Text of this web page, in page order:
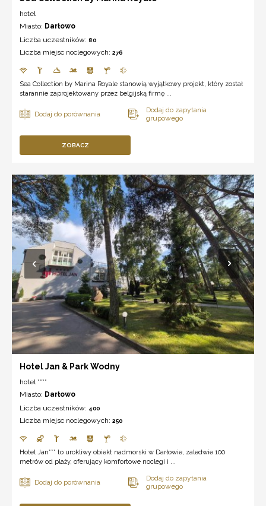
hotel
Miasto: Darłowo
Liczba uczestników: 80
Liczba miejsc noclegowych: 276
Sea Collection by Marina Royale stanowią wyjątkowy projekt, który został
starannie zaprojektowany przez belgijską firmę ...
ZOBACZ
Hotel Jan & Park Wodny
hotel ****
Miasto: Darłowo
Liczba uczestników: 400
Liczba miejsc noclegowych: 250
Hotel Jan*** to urokliwy obiekt nadmorski w Darłowie, zaledwie 100
metrów od plaży, oferujący komfortowe noclegi i ...